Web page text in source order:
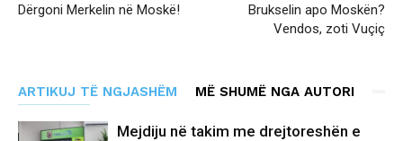
Dërgoni Merkelin në Moskë!
Brukselin apo Moskën?
Vendos, zoti Vuçiç
ARTIKUJ TË NGJASHËM MË SHUMË NGA AUTORI
Mejdiju në takim me drejtoreshën e